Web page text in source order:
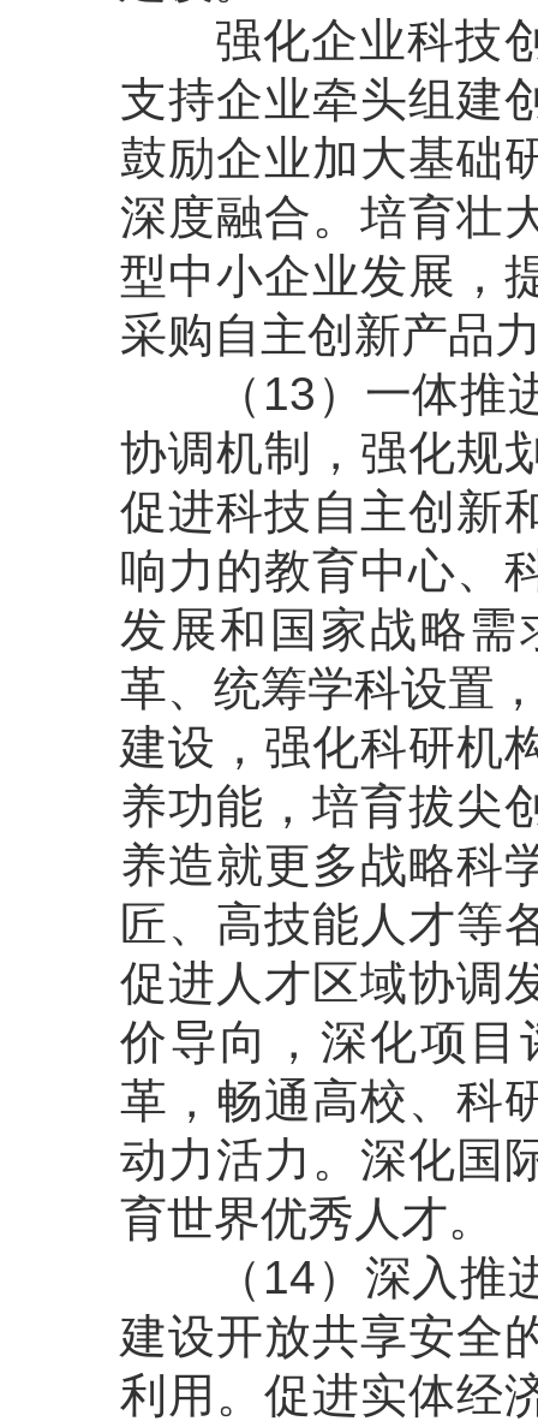
强化企业科技创
支持企业牵头组建
鼓励企业加大基础
深度融合。培育壮
型中小企业发展，
采购自主创新产品
（13）一体推进
协调机制，强化规
促进科技自主创新
响力的教育中心、
发展和国家战略
革、统筹学科设置
建设，强化科研机
养功能，培育拔尖
养造就更多战略科
匠、高技能人才等
促进人才区域协调
价导向，深化项
革，畅通高校、科
动力活力。深化国
育世界优秀人才。
（14）深入推进
建设开放共享安全
利用。促进实体经